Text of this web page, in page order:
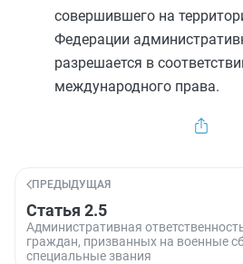
совершившего на
Федерации
разрешается в
международного права.
ПРЕДЫДУЩАЯ
Статья 2.5
Административная
граждан, призванных на военные
специальные звания